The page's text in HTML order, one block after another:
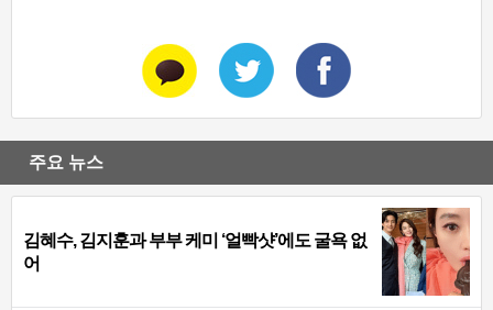
주요 뉴스
김혜수, 김지훈과 부부 케미 ‘얼빡샷’에도 굴욕 없
어